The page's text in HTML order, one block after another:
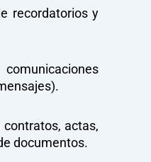
recordatorios y
actas,
documentos.